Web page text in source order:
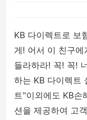
KB 다이렉트로 보
게! 어서 이 친구에
들라하라! 꼭! 꼭!
하는 KB 다이렉트
트"이외에도 KB손
션을 제공하여 고